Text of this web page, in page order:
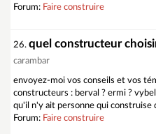
Forum: Faire construire
26. quel constructeur
carambar
envoyez-moi vos conseils et vos
constructeurs : berval ? ermi ?
qu'il n'y ait personne qui construise
Forum: Faire construire